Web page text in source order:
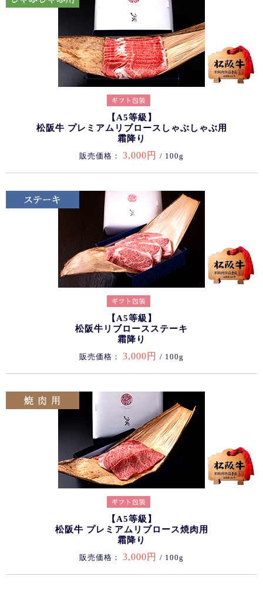
【A5等級】
松阪牛 プレミアムリブロースしゃぶしゃぶ用
霜降り
販売価格： 3,000円 / 100g
【A5等級】
松阪牛リブロースステーキ
霜降り
販売価格： 3,000円 / 100g
【A5等級】
松阪牛 プレミアムリブロース焼肉用
霜降り
販売価格： 3,000円 / 100g